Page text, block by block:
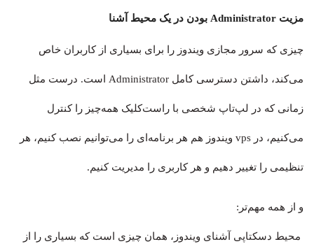
مزیت Administrator بودن در یک محیط آشنا
چیزی که سرور مجازی ویندوز را برای بسیاری از کاربران خاص
می‌کند، داشتن دسترسی کامل Administrator است. درست مثل
زمانی که در لپ‌تاپ شخصی با راست‌کلیک همه‌چیز را کنترل
می‌کنیم، در vps ویندوز هم هر برنامه‌ای را می‌توانیم نصب کنیم، هر
تنظیمی را تغییر دهیم و هر کاربری را مدیریت کنیم.
و از همه مهم‌تر:
محیط دسکتاپی آشنای ویندوز، همان چیزی است که بسیاری را از